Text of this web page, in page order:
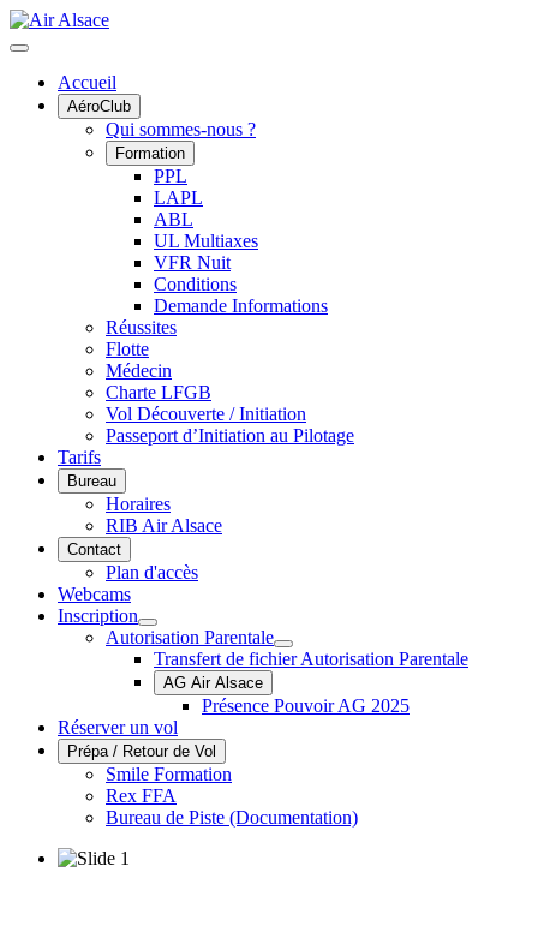
Accueil
AéroClub
Qui sommes-nous ?
Formation
PPL
LAPL
ABL
UL Multiaxes
VFR Nuit
Conditions
Demande Informations
Réussites
Flotte
Médecin
Charte LFGB
Vol Découverte / Initiation
Passeport d’Initiation au Pilotage
Tarifs
Bureau
Horaires
RIB Air Alsace
Contact
Plan d'accès
Webcams
Inscription
Autorisation Parentale
Transfert de fichier Autorisation Parentale
AG Air Alsace
Présence Pouvoir AG 2025
Réserver un vol
Prépa / Retour de Vol
Smile Formation
Rex FFA
Bureau de Piste (Documentation)